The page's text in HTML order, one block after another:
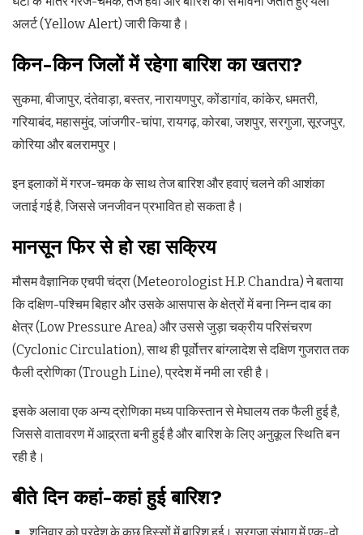
अलर्ट (Yellow Alert) जारी किया है।
किन-किन जिलों में रहेगा बारिश का खतरा?
सुकमा, बीजापुर, दंतेवाड़ा, बस्तर, नारायणपुर, कोंडागांव, कांकेर, धमतरी,
गरियाबंद, महासमुंद, जांजगीर-चांपा, रायगढ़, कोरबा, जशपुर, सरगुजा, सूरजपुर,
कोरिया और बलरामपुर।
इन इलाकों में गरज-चमक के साथ तेज बारिश और हवाएं चलने की आशंका
जताई गई है, जिससे जनजीवन प्रभावित हो सकता है।
मानसून फिर से हो रहा सक्रिय
मौसम वैज्ञानिक एचपी चंद्रा (Meteorologist H.P. Chandra) ने बताया
कि दक्षिण-पश्चिम बिहार और उसके आसपास के क्षेत्रों में बना निम्न दाब का
क्षेत्र (Low Pressure Area) और उससे जुड़ा चक्रीय परिसंचरण
(Cyclonic Circulation), साथ ही पूर्वोत्तर बांग्लादेश से दक्षिण गुजरात तक
फैली द्रोणिका (Trough Line), प्रदेश में नमी ला रही है।
इसके अलावा एक अन्य द्रोणिका मध्य पाकिस्तान से मेघालय तक फैली हुई है,
जिससे वातावरण में आद्र्रता बनी हुई है और बारिश के लिए अनुकूल स्थिति बन
रही है।
बीते दिन कहां-कहां हुई बारिश?